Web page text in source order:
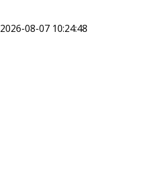
2026-08-07 10:24:48